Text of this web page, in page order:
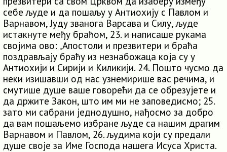
себе људе и да пошаљу у Антиохију с Павлом и
Варнавом, Јуду званога Варсава и Силу, људе
истакнуте међу браћом, 23. и написаше рукама
својима ово: „Апостоли и презвитери и браћа
поздрављају браћу из незнабожаца која су у
Антиохији и Сирији и Киликији. 24. Пошто чусмо да
неки изишавши од нас узнемирише вас речима, и
смутише душе ваше говорећи да се обрезујете и
да држите Закон, што им ми не заповедисмо; 25.
зато ми сабрани једнодушно, нађосмо за добро
да вам пошаљемо избране људе са нашим драгим
Варнавом и Павлом, 26. људима који су предали
душе своје за Име Господа нашега Исуса Христа.